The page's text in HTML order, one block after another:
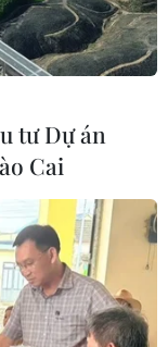
lúc cả Tuyết Dung
phát)
tư Dự án
Cai